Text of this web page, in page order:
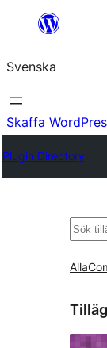
Hoppa
innehåll
Svenska
Skaffa
Plugin Directory
Sök
Alla